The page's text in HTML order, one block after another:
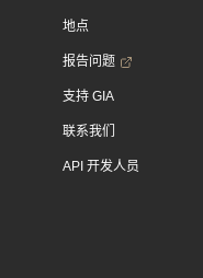
地点
报告问题
支持 GIA
联系我们
API 开发人员